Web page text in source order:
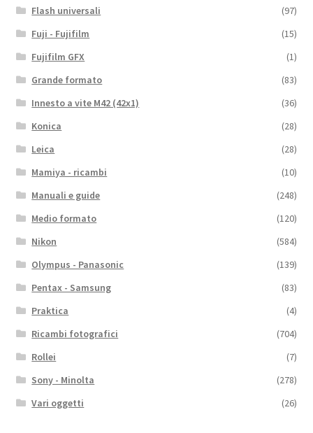
Flash universali
(97)
Fuji - Fujifilm
(15)
Fujifilm GFX
(1)
Grande formato
(83)
Innesto a vite M42 (42x1)
(36)
Konica
(28)
Leica
(28)
Mamiya - ricambi
(10)
Manuali e guide
(248)
Medio formato
(120)
Nikon
(584)
Olympus - Panasonic
(139)
Pentax - Samsung
(83)
Praktica
(4)
Ricambi fotografici
(704)
Rollei
(7)
Sony - Minolta
(278)
Vari oggetti
(26)